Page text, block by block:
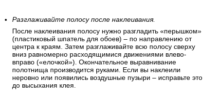
Разглаживайте полосу после наклеивания.
После наклеивания полосу нужно разгладить «перышком»
(пластиковый шпатель для обоев) – по направлению от
центра к краям. Затем разглаживайте всю полосу сверху
вниз равномерно расходящимися движениями влево-
вправо («елочкой»). Окончательное выравнивание
полотнища производится руками. Если вы наклеили
неровно или появились воздушные пузыри – исправьте это
до высыхания клея.